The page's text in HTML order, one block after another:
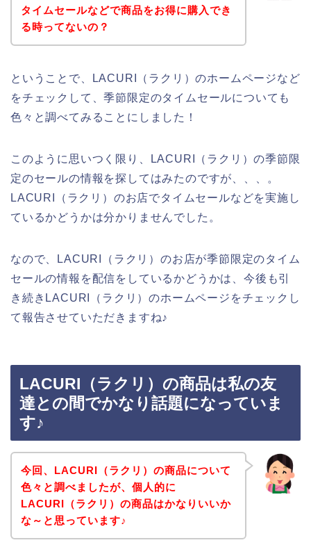
タイムセールなどで商品をお得に購入でき
る時ってないの？
ということで、LACURI（ラクリ）のホームページなど
をチェックして、季節限定のタイムセールについても
色々と調べてみることにしました！
このように思いつく限り、LACURI（ラクリ）の季節限
定のセールの情報を探してはみたのですが、、、。
LACURI（ラクリ）のお店でタイムセールなどを実施し
ているかどうかは分かりませんでした。
なので、LACURI（ラクリ）のお店が季節限定のタイム
セールの情報を配信をしているかどうかは、今後も引
き続きLACURI（ラクリ）のホームページをチェックし
て報告させていただきますね♪
LACURI（ラクリ）の商品は私の友
達との間でかなり話題になっていま
す♪
今回、LACURI（ラクリ）の商品について
色々と調べましたが、個人的に
LACURI（ラクリ）の商品はかなりいいか
な～と思っています♪